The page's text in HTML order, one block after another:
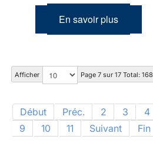
En savoir plus
Afficher Page 7 sur 17 Total: 168
Début Préc. 2 3 4
9
10 11 Suivant Fin